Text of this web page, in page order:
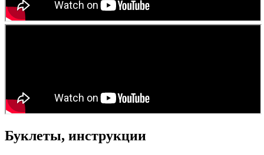
Буклеты, инструкции